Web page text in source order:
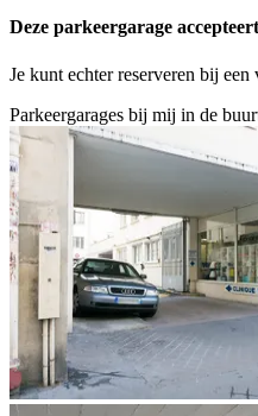
Deze parkeergarage
Je kunt echter reserveren bij
Parkeergarages bij mij in de